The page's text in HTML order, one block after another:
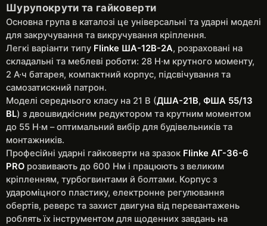
Шурупокрути та гайковерти
Основна група в каталозі це універсальні та ударні моделі
для закручування та викручування кріплення.
Легкі варіанти типу Flinke ША-12В-2А, розраховані на
складальні та меблеві роботи: 28 Н·м крутного моменту,
2 А·ч батарея, компактний корпус, підсвічування та
самозатискний патрон.
Моделі середнього класу на 21 В (ДША-21В, ФША 55/13
BL) з двошвидкісним редуктором та крутним моментом
до 55 Н·м – оптимальний вибір для будівельників та
монтажників.
Професійні ударні гайковерти на зразок Flinke АГ-36-6
PRO розвивають до 600 Нм і працюють з великим
кріпленням, турбогвинтами й болтами. Корпус з
удароміцного пластику, електронне регулювання
обертів, реверс та захист двигуна від перевантажень
роблять їх інструментом для щоденних завдань на